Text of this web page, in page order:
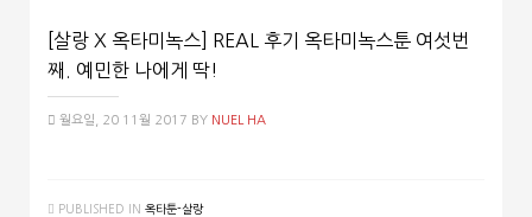
[살랑 X 옥타미녹스] REAL 후기 옥타미녹스툰 여섯번
째. 예민한 나에게 딱!
월요일, 20 11월 2017 BY NUEL HA
PUBLISHED IN 옥타툰-살랑